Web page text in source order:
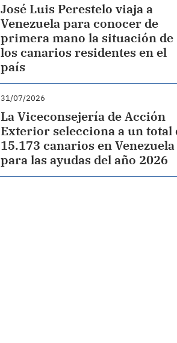
José Luis Perestelo viaja a
Venezuela para conocer de
primera mano la situación de
los canarios residentes en el
país
31/07/2026
La Viceconsejería de Acción
Exterior selecciona a un total
15.173 canarios en Venezuela
para las ayudas del año 2026